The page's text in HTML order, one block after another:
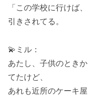
「この学校に行けば
引きされてる。
💫ミル：
あたし、子供のとき
てたけど、
あれも近所のケーキ